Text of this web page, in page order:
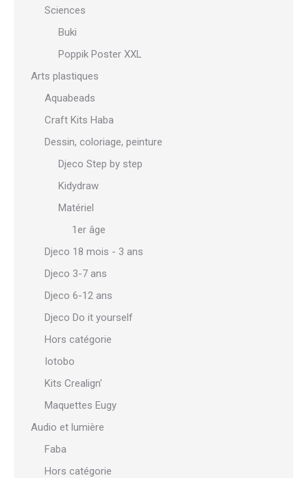
Sciences
Buki
Poppik Poster XXL
Arts plastiques
Aquabeads
Craft Kits Haba
Dessin, coloriage, peinture
Djeco Step by step
Kidydraw
Matériel
1er âge
Djeco 18 mois - 3 ans
Djeco 3-7 ans
Djeco 6-12 ans
Djeco Do it yourself
Hors catégorie
Iotobo
Kits Crealign'
Maquettes Eugy
Audio et lumière
Faba
Hors catégorie